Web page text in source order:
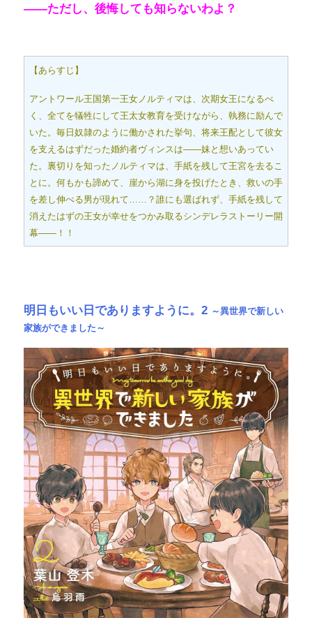
――ただし、後悔しても知らないわよ？
【あらすじ】
アントワール王国第一王女ノルティマは、次期女王になるべ
く、全てを犠牲にして王太女教育を受けながら、執務に励んで
いた。毎日奴隷のように働かされた挙句、将来王配として彼女
を支えるはずだった婚約者ヴィンスは――妹と想いあってい
た。裏切りを知ったノルティマは、手紙を残して王宮を去るこ
とに。何もかも諦めて、崖から湖に身を投げたとき、救いの手
を差し伸べる男が現れて……？誰にも選ばれず、手紙を残して
消えたはずの王女が幸せをつかみ取るシンデレラストーリー開
幕――！！
明日もいい日でありますように。2 ～異世界で新しい
家族ができました～